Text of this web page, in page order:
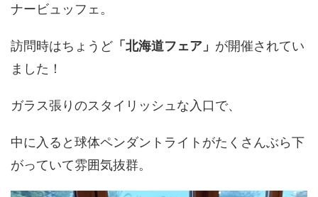
ナービュッフェ。
訪問時はちょうど 「北海道フェア」 が開催されてい
ました！
ガラス張りのスタイリッシュな入口で、
中に入ると球体ペンダントライトがたくさんぶら下
がっていて雰囲気抜群。